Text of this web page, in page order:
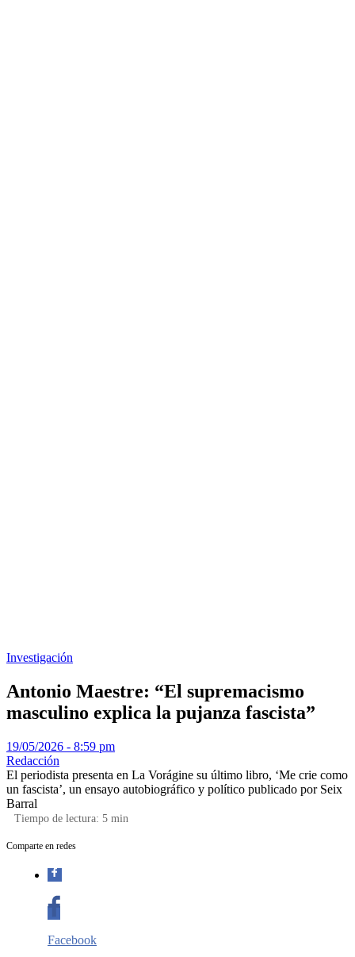
Investigación
Antonio Maestre: “El supremacismo
masculino explica la pujanza fascista”
19/05/2026 - 8:59 pm
Redacción
El periodista presenta en La Vorágine su último libro, ‘Me crie como
un fascista’, un ensayo autobiográfico y político publicado por Seix
Barral
Tiempo de lectura: 5 min
Comparte en redes
Facebook